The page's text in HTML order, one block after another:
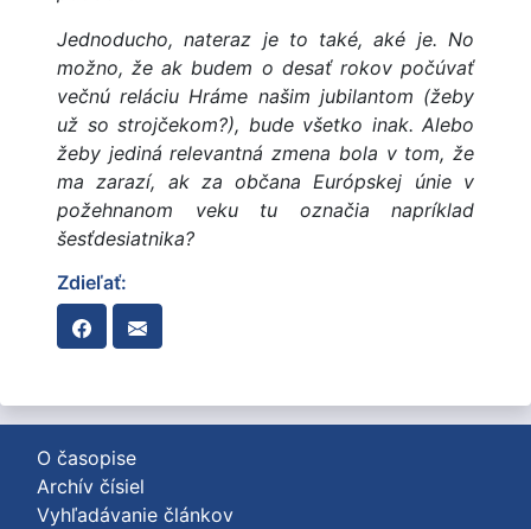
Jednoducho, nateraz je to také, aké je. No
možno, že ak budem o desať rokov počúvať
večnú reláciu Hráme našim jubilantom (žeby
už so strojčekom?), bude všetko inak. Alebo
žeby jediná relevantná zmena bola v tom, že
ma zarazí, ak za občana Európskej únie v
požehnanom veku tu označia napríklad
šesťdesiatnika?
Zdieľať:
O časopise
Archív čísiel
Vyhľadávanie článkov